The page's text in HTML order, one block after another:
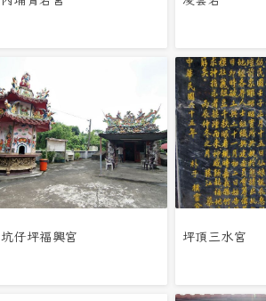
坑仔坪福興宮 坪頂三水宮